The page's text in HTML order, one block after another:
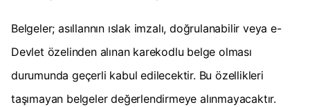
Belgeler; asıllannın ıslak imzalı, doğrulanabilir veya e-
Devlet özelinden alınan karekodlu belge olması
durumunda geçerli kabul edilecektir. Bu özellikleri
taşımayan belgeler değerlendirmeye alınmayacaktır.